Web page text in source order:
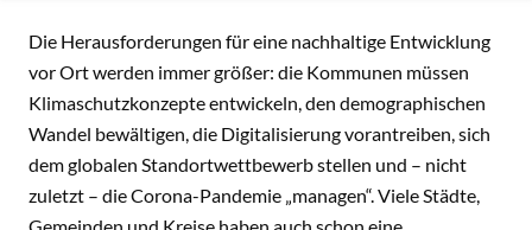
INHALT
Die Herausforderungen für eine nachhaltige Entwicklung
vor Ort werden immer größer: die Kommunen müssen
Klimaschutzkonzepte entwickeln, den demographischen
Wandel bewältigen, die Digitalisierung vorantreiben, sich
dem globalen Standortwettbewerb stellen und – nicht
zuletzt – die Corona-Pandemie „managen“. Viele Städte,